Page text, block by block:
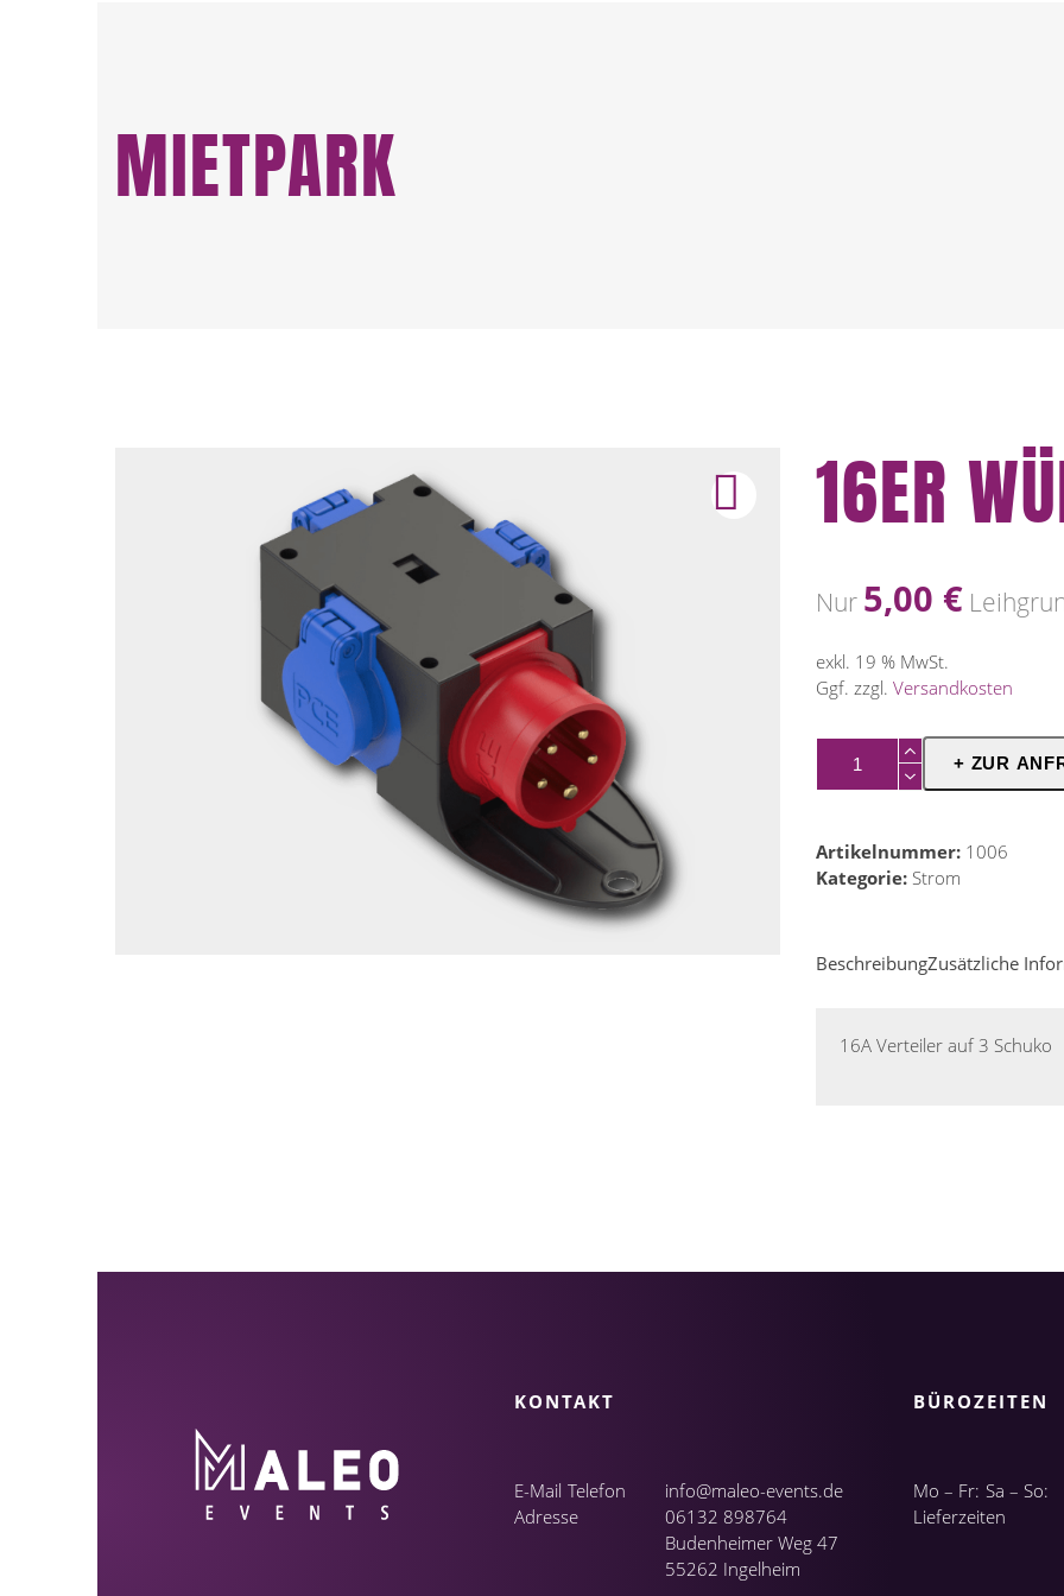
MIETPARK
16ER
Nur 5,00 €
exkl. 19 % MwSt.
Ggf. zzgl. Versandkosten
Würfel
+ ZUR
Artikelnummer: 1006
Kategorie: Strom
BeschreibungZusätzliche
16A Verteiler auf 3 Schuko
KONTAKT
E-Mail info@maleo-events.de
Telefon
06132 898764
Adresse
Budenheimer Weg 47
55262 Ingelheim
BÜROZEITEN
Mo – Fr: Sa – So:
Lieferzeiten